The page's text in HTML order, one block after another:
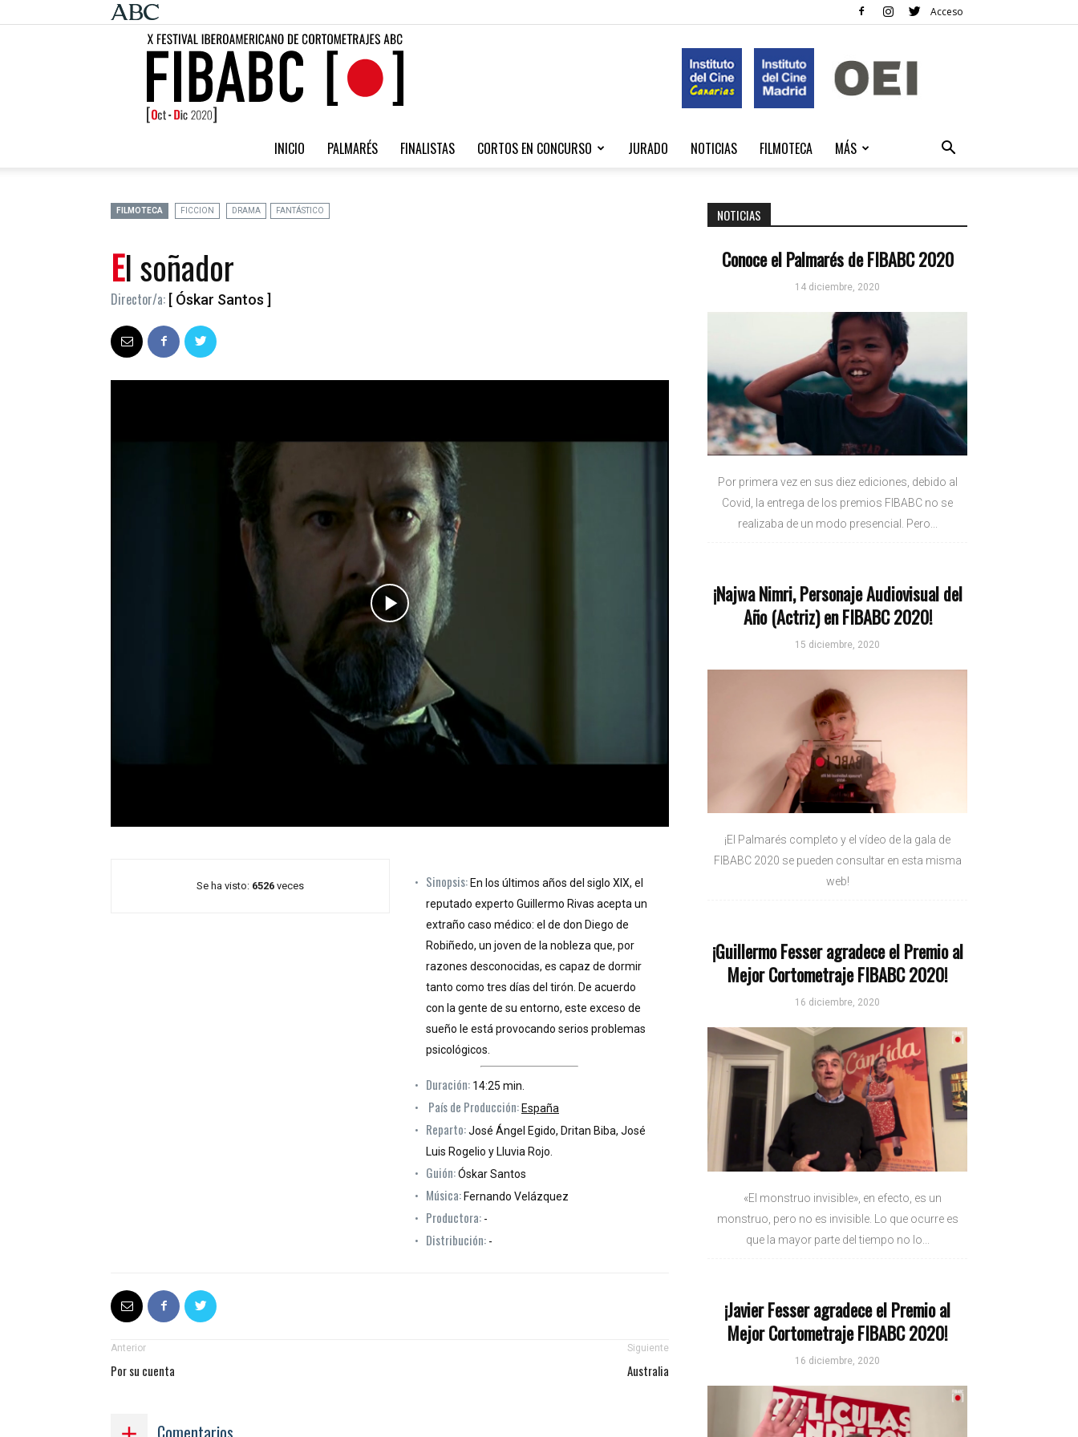
Acceso
INICIO PALMARÉS FINALISTAS CORTOS EN CONCURSO JURADO NOTICIAS FILMOTECA MÁS
FILMOTECA FICCION DRAMA FANTÁSTICO
El soñador
Director/a: [ Óskar Santos ]
Se ha visto: 6526 veces Sinopsis:En los últimos años del siglo XIX, el
reputado experto Guillermo Rivas acepta un
extraño caso médico: el de don Diego de
Robiñedo, un joven de la nobleza que, por
razones desconocidas, es capaz de dormir
tanto como tres días del tirón. De acuerdo
con la gente de su entorno, este exceso de
sueño le está provocando serios problemas
psicológicos.
Duración: 14:25 min.
País de Producción:España
Reparto:José Ángel Egido, Dritan Biba, José
Luis Rogelio y Lluvia Rojo.
Guión:Óskar Santos
Música:Fernando Velázquez
Productora: -
Distribución: -
Anterior
Por su cuenta
Siguiente
Australia
Comentarios
NOTICIAS
Conoce el Palmarés de FIBABC 2020
14 diciembre, 2020
Por primera vez en sus diez ediciones, debido al
Covid, la entrega de los premios FIBABC no se
realizaba de un modo presencial. Pero...
¡Najwa Nimri, Personaje Audiovisual del
Año (Actriz) en FIBABC 2020!
15 diciembre, 2020
¡El Palmarés completo y el vídeo de la gala de
FIBABC 2020 se pueden consultar en esta misma
web!
¡Guillermo Fesser agradece el Premio al
Mejor Cortometraje FIBABC 2020!
16 diciembre, 2020
«El monstruo invisible», en efecto, es un
monstruo, pero no es invisible. Lo que ocurre es
que la mayor parte del tiempo no lo...
¡Javier Fesser agradece el Premio al
Mejor Cortometraje FIBABC 2020!
16 diciembre, 2020